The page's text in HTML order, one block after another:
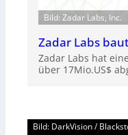
Bild: Zadar Labs, Inc.
Zadar Labs
Zadar Labs hat
über 17Mio.US$
Bild: DarkVision /